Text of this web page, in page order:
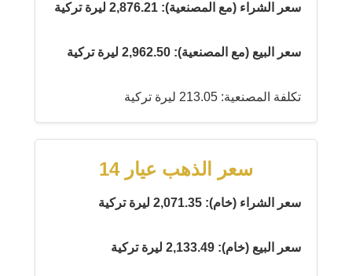
سعر الشراء (مع المصنعية): 2,876.21 ليرة تركية
سعر البيع (مع المصنعية): 2,962.50 ليرة تركية
تكلفة المصنعية: 213.05 ليرة تركية
سعر الذهب عيار 14
سعر الشراء (خام): 2,071.35 ليرة تركية
سعر البيع (خام): 2,133.49 ليرة تركية